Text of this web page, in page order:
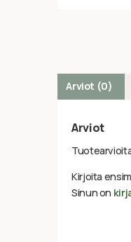
Arviot (0)
Arviot
Kirjoita
Sinun on